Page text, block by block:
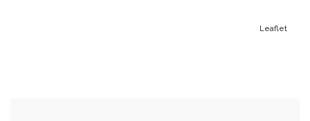
Leaflet